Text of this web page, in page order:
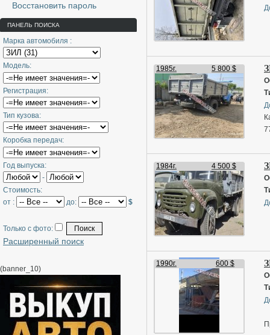
Восстановить пароль
ПАНЕЛЬ ПОИСКА
Марка автомобиля :
Модель:
Регистрация:
Тип кузова:
Коробка передач:
Год выпуска:
-
Стоимость:
от :
до: $
Только с фото:
Расширенный поиск
(banner_10)
1985г. 5 800 $
1984г. 4 500 $
1990г. 600 $